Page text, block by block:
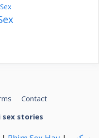
Contact
sex stories